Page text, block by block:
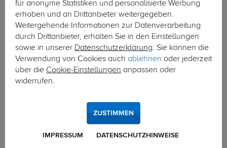
für anonyme Statistiken und personalisierte Werbung
erhoben und an Drittanbieter weitergegeben.
Weitergehende Informationen zur Datenverarbeitung
durch Drittanbieter, erhalten Sie in den Einstellungen
sowie in unserer Datenschutzerklärung. Sie können die
Verwendung von Cookies auch ablehnen oder jederzeit
über die Cookie-Einstellungen anpassen oder
widerrufen.
IMPRESSUM DATENSCHUTZHINWEISE
ZUSTIMMEN